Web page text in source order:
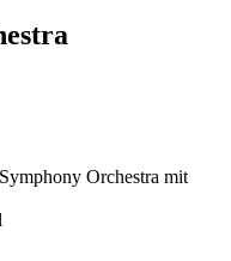
Orchestra mit